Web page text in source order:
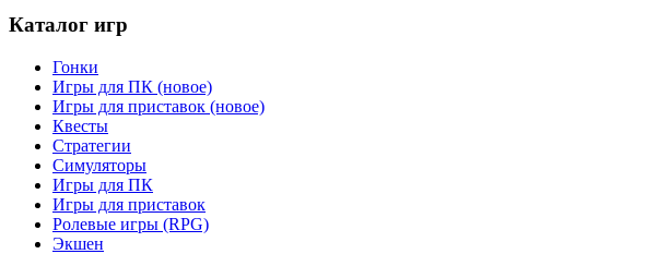
Каталог игр
Гонки
Игры для ПК (новое)
Игры для приставок (новое)
Квесты
Стратегии
Симуляторы
Игры для ПК
Игры для приставок
Ролевые игры (RPG)
Экшен